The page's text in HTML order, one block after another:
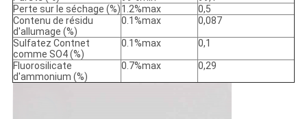
Perte sur le séchage (%)1.2%max
0,5
Contenu de résidu
d'allumage (%)
0.1%max 0,087
Sulfatez Contnet
comme SO4 (%)
0.1%max 0,1
Fluorosilicate
d'ammonium (%)
0.7%max 0,29